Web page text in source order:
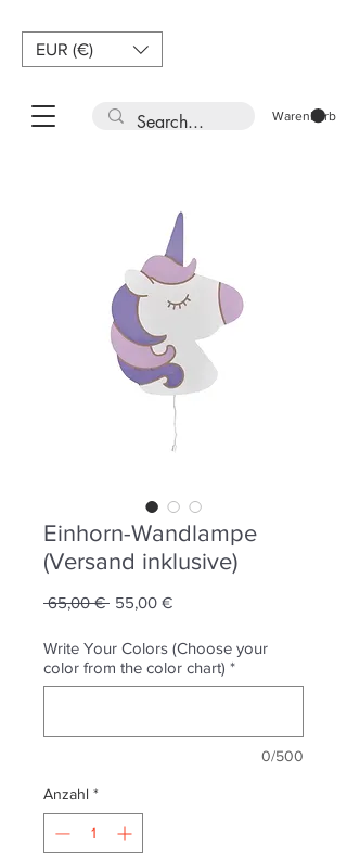
EUR (€)
Warenkorb
Einhorn-Wandlampe
(Versand inklusive)
65,00 € Standardpreis
55,00 €Sale-
Write Your Colors (Choose your
color from the color chart) *
0/500
Anzahl *